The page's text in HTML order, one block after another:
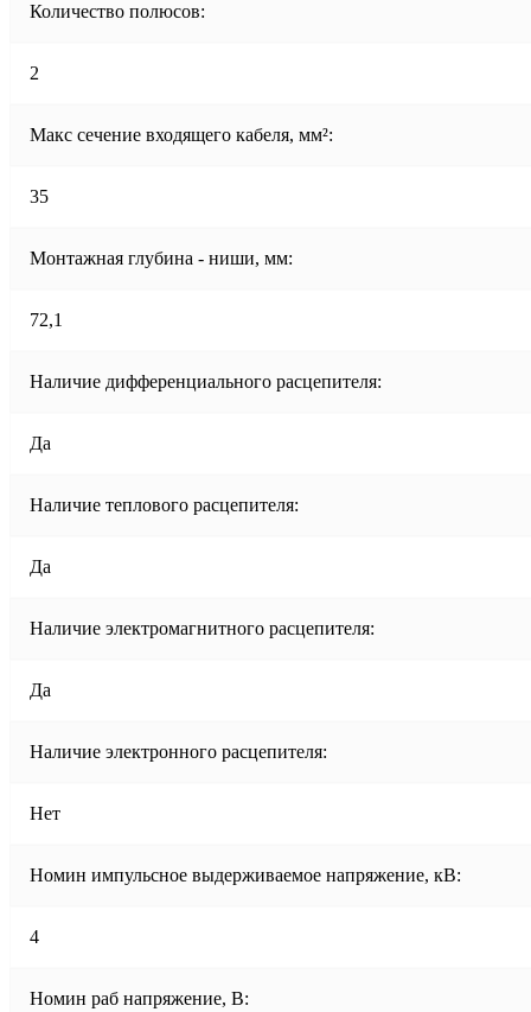
Количество полюсов:
2
Макс сечение входящего кабеля, мм²:
35
Монтажная глубина - ниши, мм:
72,1
Наличие дифференциального расцепителя:
Да
Наличие теплового расцепителя:
Да
Наличие электромагнитного расцепителя:
Да
Наличие электронного расцепителя:
Нет
Номин импульсное выдерживаемое напряжение, кВ:
4
Номин раб напряжение, В: